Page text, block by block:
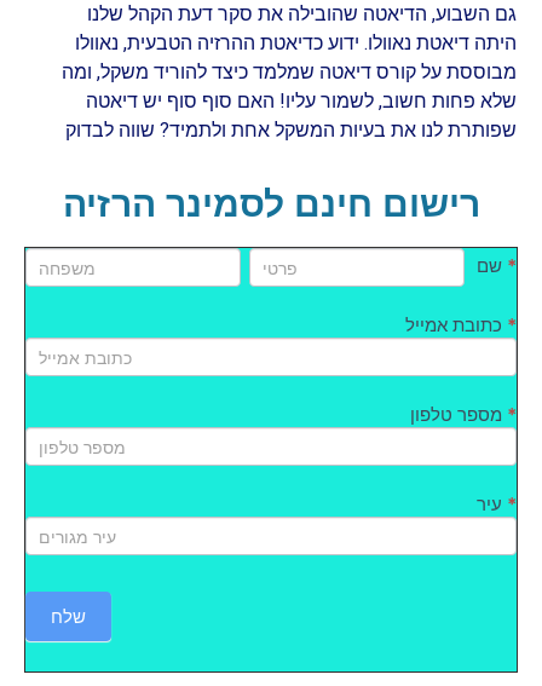
גם השבוע, הדיאטה שהובילה את סקר דעת הקהל שלנו
היתה דיאטת נאוולו. ידוע כדיאטת ההרזיה הטבעית, נאוולו
מבוססת על קורס דיאטה שמלמד כיצד להוריד משקל, ומה
שלא פחות חשוב, לשמור עליו! האם סוף סוף יש דיאטה
שפותרת לנו את בעיות המשקל אחת ולתמיד? שווה לבדוק
רישום חינם לסמינר הרזיה
promo שם * שם שם
*
*
*
שלח